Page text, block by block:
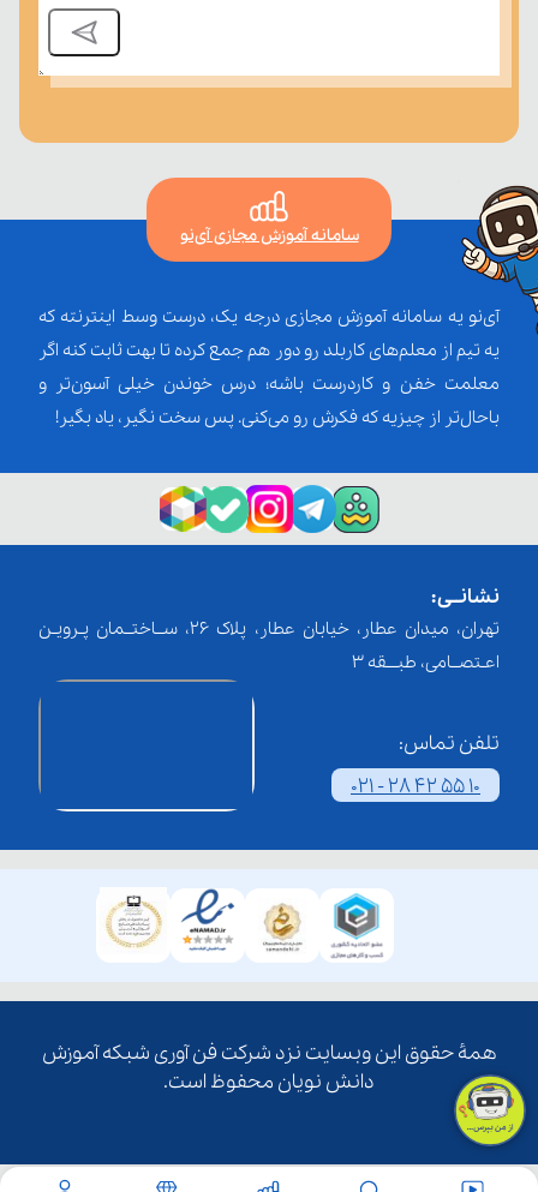
سامانه آموزش مجازی آی‌نو
آی‌نو یه سامانه آموزش مجازی درجه یک، درست وسط اینترنته که
یه تیم از معلم‌‌های کاربلد رو دور هم جمع کرده تا بهت ثابت کنه اگر
معلمت خفن و کاردرست باشه؛ درس خوندن خیلی آسون‌تر و
باحال‌تر از چیزیه که فکرش رو می‌کنی. پس سخت نگیر، یاد بگیر!
نشانــی:
تهران، میدان عطار، خیابان عطار، پلاک 26، ســاختــمان پـرویـن
اعـتصــامی، طبـــقه 3
تلفن تماس:
021 - 28 42 55 10
همۀ حقوق این وبسایت نزد شرکت فن آوری شبکه آموزش
دانش نویان محفوظ است.